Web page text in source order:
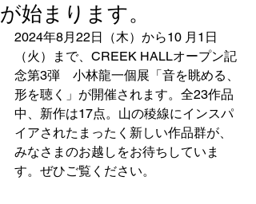
が始まります。
2024年8月22日（木）から10 月1日
（火）まで、CREEK HALLオープン記
念第3弾　小林龍一個展「音を眺める、
形を聴く」が開催されます。全23作品
中、新作は17点。山の稜線にインスパ
イアされたまったく新しい作品群が、
みなさまのお越しをお待ちしていま
す。ぜひご覧ください。